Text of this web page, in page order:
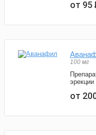
от 95
100 мг
эрекции
от